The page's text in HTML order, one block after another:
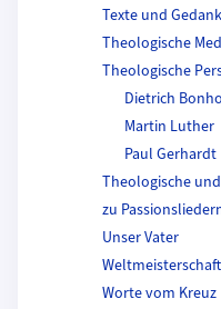
Texte und
Theologische
Theologische
Dietrich
Martin Luther
Paul Gerhardt
Theologische
zu
Unser Vater
Weltmeisterschaft
Worte vom Kreuz